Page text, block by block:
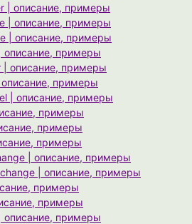
| описание, примеры
| описание, примеры
| описание, примеры
описание, примеры
| описание, примеры
примеры
| описание, примеры
примеры
примеры
примеры
| описание, примеры
| описание, примеры
примеры
примеры
описание, примеры